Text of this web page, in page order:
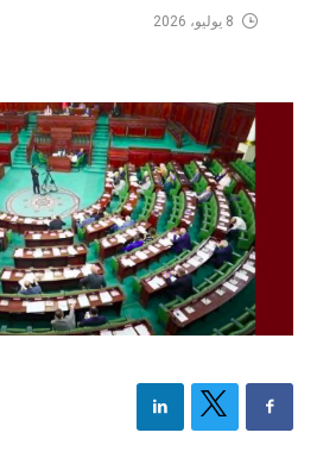
8 يوليو، 2026